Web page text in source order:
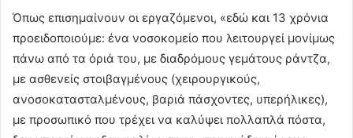
Όπως επισημαίνουν οι εργαζόμενοι, «εδώ και 13 χρόνια
προειδοποιούμε: ένα νοσοκομείο που λειτουργεί μονίμως
πάνω από τα όριά του, με διαδρόμους γεμάτους ράντζα,
με ασθενείς στοιβαγμένους (χειρουργικούς,
ανοσοκατασταλμένους, βαριά πάσχοντες, υπερήλικες),
με προσωπικό που τρέχει να καλύψει πολλαπλά πόστα,